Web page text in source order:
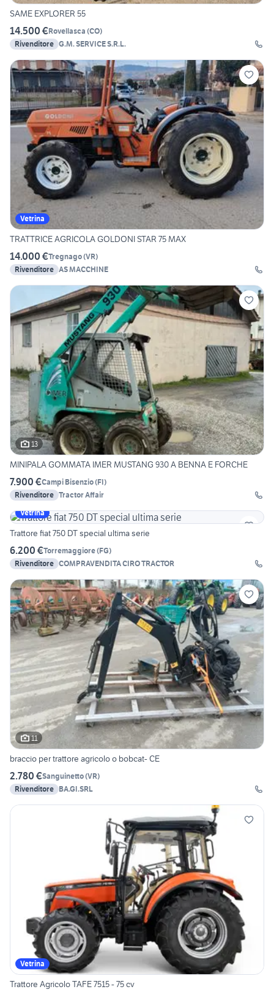
SAME EXPLORER 55
14.500 €Rovellasca (CO)
Rivenditore G.M. SERVICE S.R.L.
Vetrina
TRATTRICE AGRICOLA GOLDONI STAR 75 MAX
14.000 €Tregnago(VR)
Rivenditore AS MACCHINE
13
MINIPALA GOMMATA IMER MUSTANG 930 A BENNA E FORCHE
7.900 €Campi Bisenzio(FI)
Rivenditore Tractor Affair
Vetrina
Trattore fiat 750 DT special ultima serie
6.200 €Torremaggiore(FG)
Rivenditore COMPRAVENDITA CIRO TRACTOR
11
braccio per trattore agricolo o bobcat- CE
2.780 €Sanguinetto(VR)
Rivenditore BA.GI.SRL
Vetrina
Trattore Agricolo TAFE 7515 - 75 cv